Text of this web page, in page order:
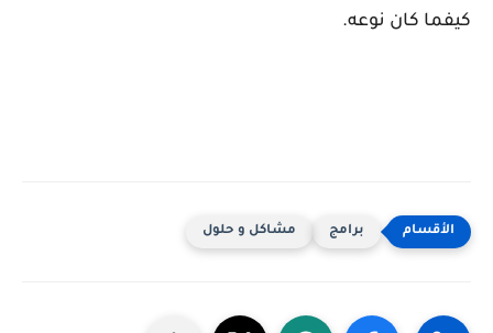
كيفما كان نوعه.
برامج مشاكل و حلول